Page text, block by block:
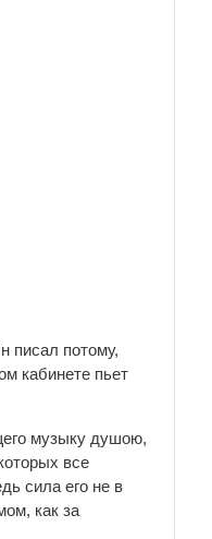
писал потому,
кабинете пьет
музыку душою,
все
сила его не в
как за